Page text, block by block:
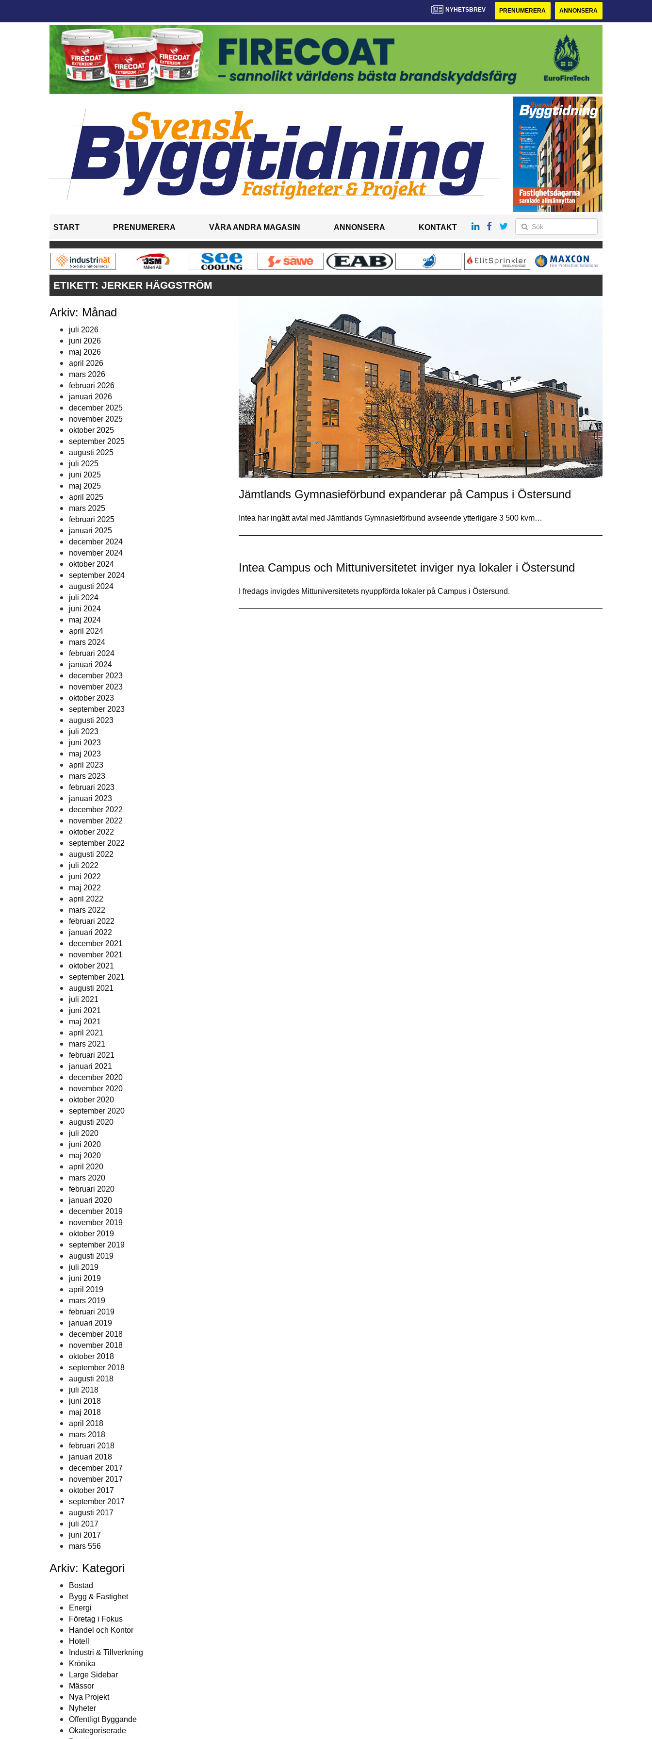
NYHETSBREV PRENUMERERA ANNONSERA
START PRENUMERERA VÅRA ANDRA MAGASIN ANNONSERA KONTAKT
ETIKETT: JERKER HÄGGSTRÖM
Arkiv: Månad
juli 2026
juni 2026
maj 2026
april 2026
mars 2026
februari 2026
januari 2026
december 2025
november 2025
oktober 2025
september 2025
augusti 2025
juli 2025
juni 2025
maj 2025
april 2025
mars 2025
februari 2025
januari 2025
december 2024
november 2024
oktober 2024
september 2024
augusti 2024
juli 2024
juni 2024
maj 2024
april 2024
mars 2024
februari 2024
januari 2024
december 2023
november 2023
oktober 2023
september 2023
augusti 2023
juli 2023
juni 2023
maj 2023
april 2023
mars 2023
februari 2023
januari 2023
december 2022
november 2022
oktober 2022
september 2022
augusti 2022
juli 2022
juni 2022
maj 2022
april 2022
mars 2022
februari 2022
januari 2022
december 2021
november 2021
oktober 2021
september 2021
augusti 2021
juli 2021
juni 2021
maj 2021
april 2021
mars 2021
februari 2021
januari 2021
december 2020
november 2020
oktober 2020
september 2020
augusti 2020
juli 2020
juni 2020
maj 2020
april 2020
mars 2020
februari 2020
januari 2020
december 2019
november 2019
oktober 2019
september 2019
augusti 2019
juli 2019
juni 2019
april 2019
mars 2019
februari 2019
januari 2019
december 2018
november 2018
oktober 2018
september 2018
augusti 2018
juli 2018
juni 2018
maj 2018
april 2018
mars 2018
februari 2018
januari 2018
december 2017
november 2017
oktober 2017
september 2017
augusti 2017
juli 2017
juni 2017
mars 556
Arkiv: Kategori
Bostad
Bygg & Fastighet
Energi
Företag i Fokus
Handel och Kontor
Hotell
Industri & Tillverkning
Krönika
Large Sidebar
Mässor
Nya Projekt
Nyheter
Offentligt Byggande
Okategoriserade
Jämtlands Gymnasieförbund expanderar på Campus i Östersund
Intea har ingått avtal med Jämtlands Gymnasieförbund avseende ytterligare 3 500 kvm…
Intea Campus och Mittuniversitetet inviger nya lokaler i Östersund
I fredags invigdes Mittuniversitetets nyuppförda lokaler på Campus i Östersund.